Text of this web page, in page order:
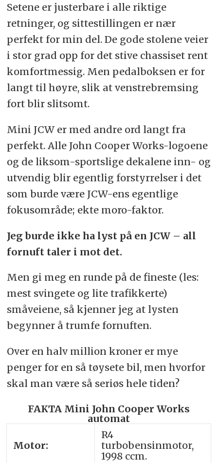
Setene er justerbare i alle riktige
retninger, og sittestillingen er nær
perfekt for min del. De gode stolene veier
i stor grad opp for det stive chassiset rent
komfortmessig. Men pedalboksen er for
langt til høyre, slik at venstrebremsing
fort blir slitsomt.
Mini JCW er med andre ord langt fra
perfekt. Alle John Cooper Works-logoene
og de liksom-sportslige dekalene inn- og
utvendig blir egentlig forstyrrelser i det
som burde være JCW-ens egentlige
fokusområde; ekte moro-faktor.
Jeg burde ikke ha lyst på en JCW – all
fornuft taler i mot det.
Men gi meg en runde på de fineste (les:
mest svingete og lite trafikkerte)
småveiene, så kjenner jeg at lysten
begynner å trumfe fornuften.
Over en halv million kroner er mye
penger for en så tøysete bil, men hvorfor
skal man være så seriøs hele tiden?
FAKTA Mini John Cooper Works
automat
Motor:
R4
turbobensinmotor,
1998 ccm.